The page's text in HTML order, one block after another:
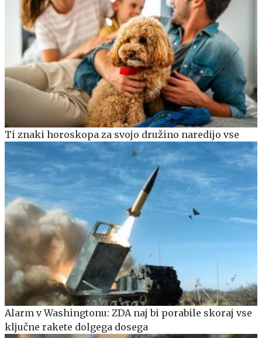
Ti znaki horoskopa za svojo družino naredijo vse
Alarm v Washingtonu: ZDA naj bi porabile skoraj vse
ključne rakete dolgega dosega